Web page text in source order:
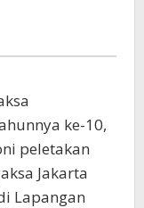
ke-10,
peletakan
Jakarta
Lapangan